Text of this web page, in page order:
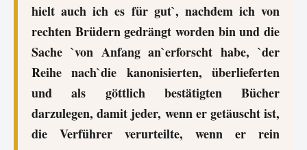
hielt auch ich es für gut`, nachdem ich von
rechten Brüdern gedrängt worden bin und die
Sache `von Anfang an`erforscht habe, `der
Reihe nach`die kanonisierten, überlieferten
und als göttlich bestätigten Bücher
darzulegen, damit jeder, wenn er getäuscht ist,
die Verführer verurteilte, wenn er rein